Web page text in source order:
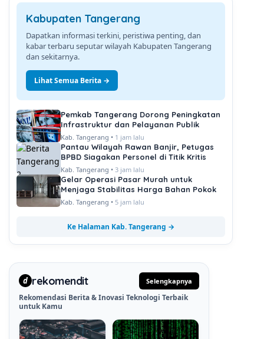
Kabupaten Tangerang
Dapatkan informasi terkini, peristiwa penting, dan
kabar terbaru seputar wilayah Kabupaten Tangerang
dan sekitarnya.
Lihat Semua Berita →
Pemkab Tangerang Dorong Peningkatan
Infrastruktur dan Pelayanan Publik
Kab. Tangerang • 1 jam lalu
Pantau Wilayah Rawan Banjir, Petugas
BPBD Siagakan Personel di Titik Kritis
Kab. Tangerang • 3 jam lalu
Gelar Operasi Pasar Murah untuk
Menjaga Stabilitas Harga Bahan Pokok
Kab. Tangerang • 5 jam lalu
Ke Halaman Kab. Tangerang →
d rekomendit Selengkapnya
Rekomendasi Berita & Inovasi Teknologi Terbaik
untuk Kamu